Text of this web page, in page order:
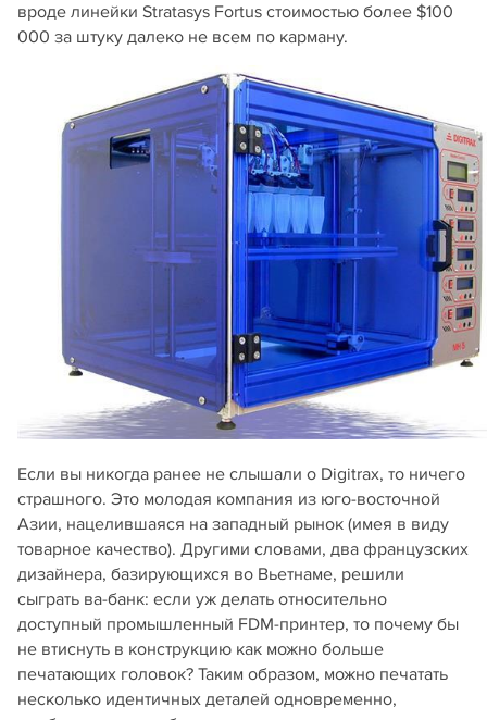
вроде линейки Stratasys Fortus стоимостью более $100
000 за штуку далеко не всем по карману.
Если вы никогда ранее не слышали о Digitrax, то ничего
страшного. Это молодая компания из юго-восточной
Азии, нацелившаяся на западный рынок (имея в виду
товарное качество). Другими словами, два французских
дизайнера, базирующихся во Вьетнаме, решили
сыграть ва-банк: если уж делать относительно
доступный промышленный FDM-принтер, то почему бы
не втиснуть в конструкцию как можно больше
печатающих головок? Таким образом, можно печатать
несколько идентичных деталей одновременно,